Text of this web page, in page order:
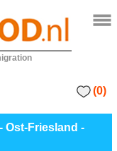
(0)
Ost-Friesland -